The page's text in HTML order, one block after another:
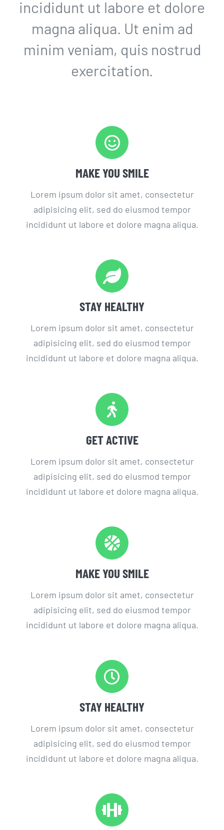
incididunt ut labore et dolore
magna aliqua. Ut enim ad
minim veniam, quis nostrud
exercitation.
MAKE YOU SMILE
Lorem ipsum dolor sit amet, consectetur
adipisicing elit, sed do eiusmod tempor
incididunt ut labore et dolore magna aliqua.
STAY HEALTHY
Lorem ipsum dolor sit amet, consectetur
adipisicing elit, sed do eiusmod tempor
incididunt ut labore et dolore magna aliqua.
GET ACTIVE
Lorem ipsum dolor sit amet, consectetur
adipisicing elit, sed do eiusmod tempor
incididunt ut labore et dolore magna aliqua.
MAKE YOU SMILE
Lorem ipsum dolor sit amet, consectetur
adipisicing elit, sed do eiusmod tempor
incididunt ut labore et dolore magna aliqua.
STAY HEALTHY
Lorem ipsum dolor sit amet, consectetur
adipisicing elit, sed do eiusmod tempor
incididunt ut labore et dolore magna aliqua.